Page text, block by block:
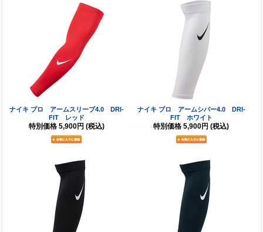
ナイキ プロ アームスリーブ4.0 DRI-
FIT レッド
特別価格 5,900円 (税込)
ナイキ プロ アームシバー4.0 DRI-
FIT ホワイト
特別価格 5,900円 (税込)